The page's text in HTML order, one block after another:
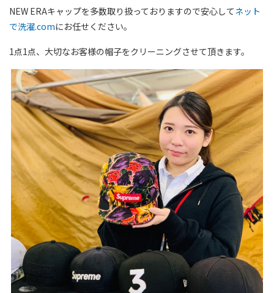
NEW ERAキャップを多数取り扱っておりますので安心してネット
で洗濯.comにお任せください。
1点1点、大切なお客様の帽子をクリーニングさせて頂きます。